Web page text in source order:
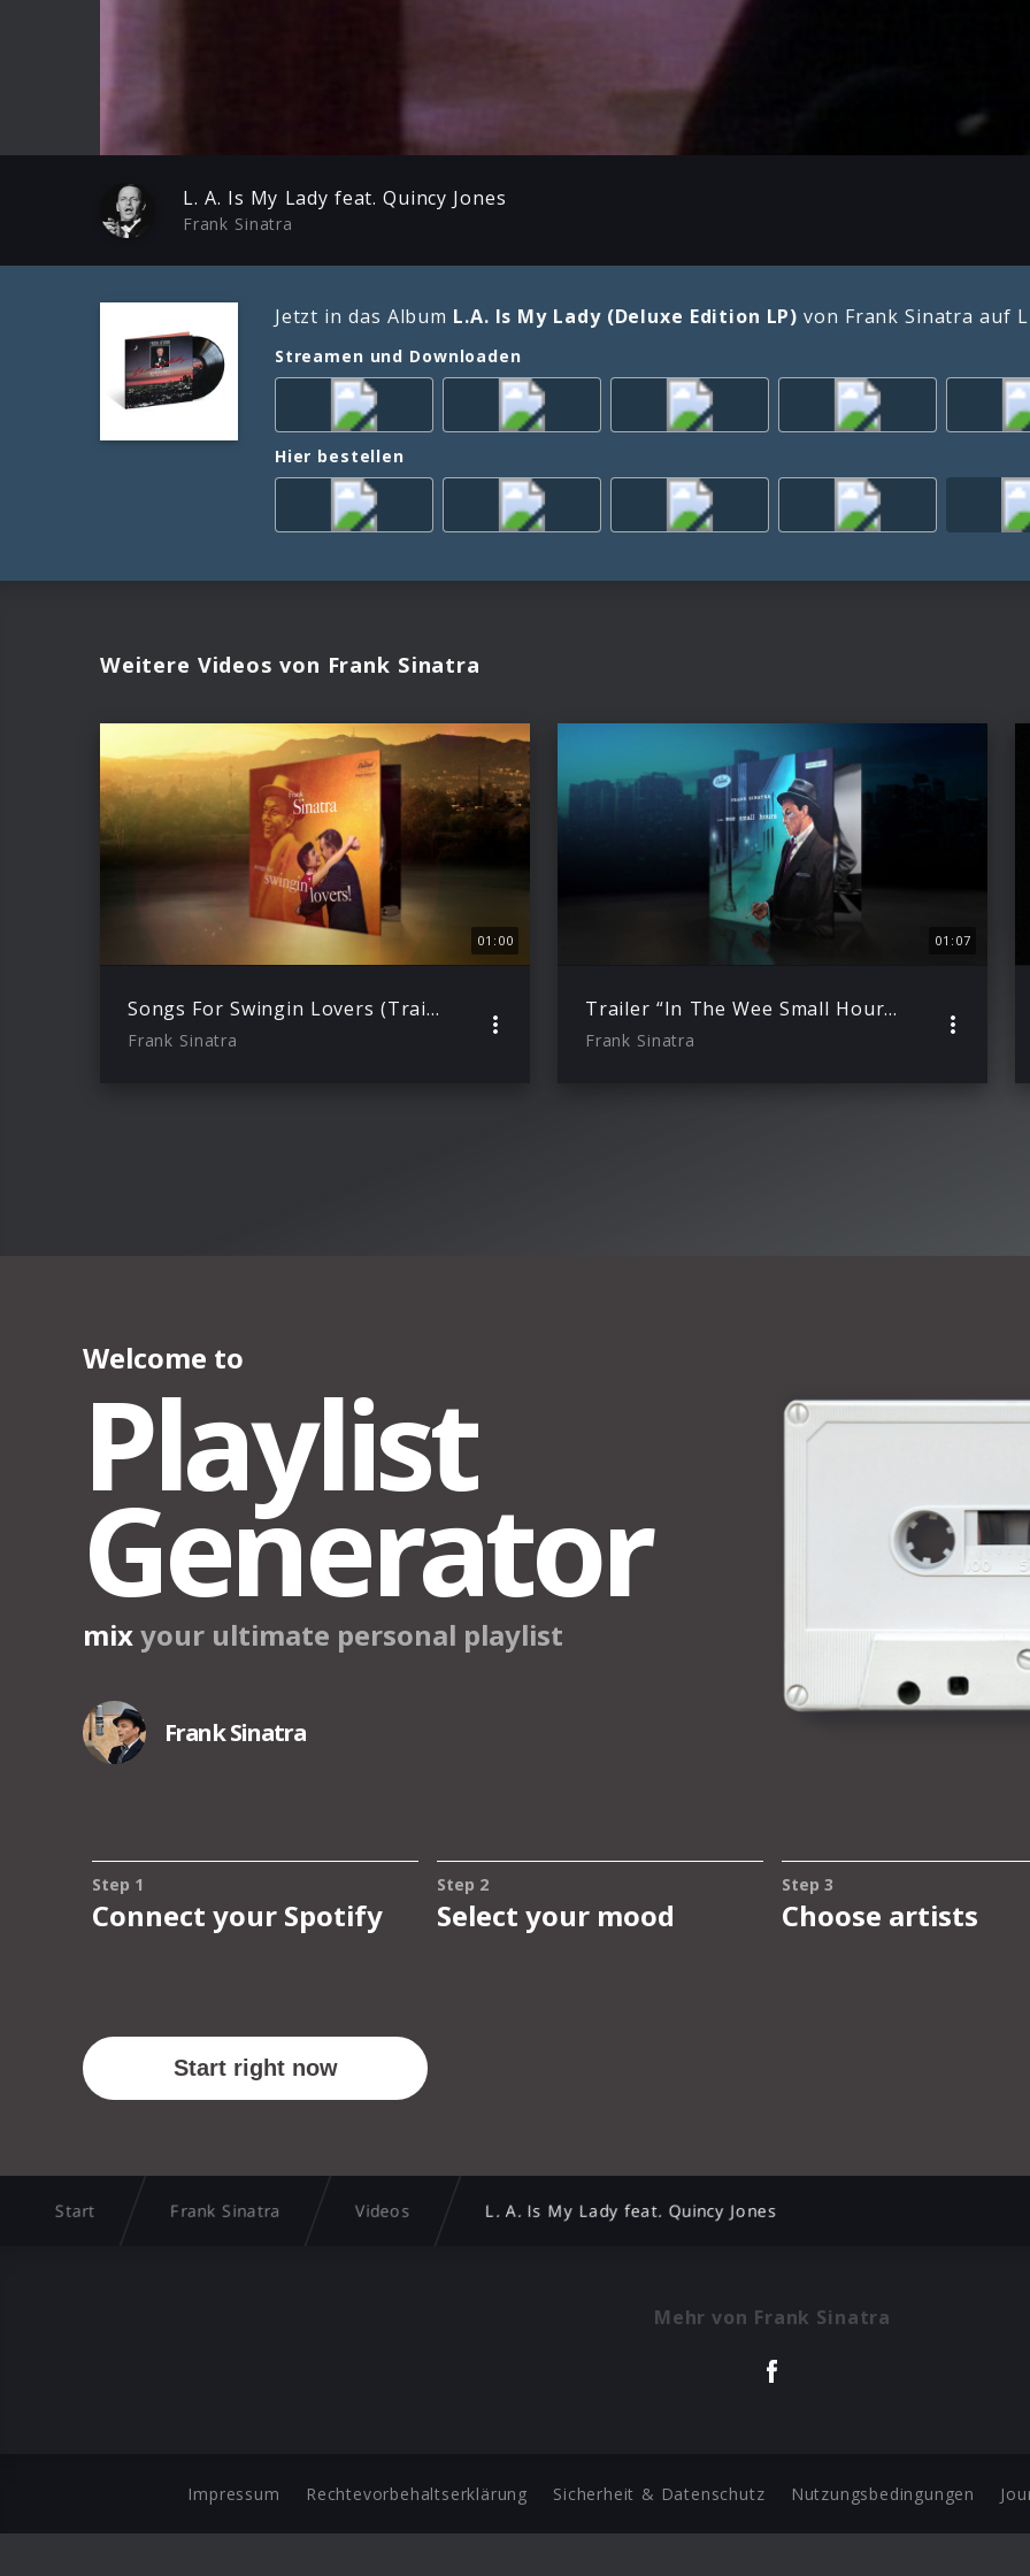
Play
L. A. Is My Lady feat. Quincy Jones
Frank Sinatra
Jetzt in das Album L.A. Is My Lady (Deluxe Edition LP) von Frank Sinatra auf
Streamen und Downloaden
Hier bestellen
Weitere Videos von Frank Sinatra
01:00
Songs For Swingin Lovers (Trailer)
Frank Sinatra
01:07
Trailer “In The Wee Small Hours (Tone Poet Vinyl)”
Frank Sinatra
Start Frank Sinatra Videos L. A. Is My Lady feat. Quincy Jones
Mehr von Frank Sinatra
Impressum Rechtevorbehaltserklärung Sicherheit & Datenschutz Nutzungsbedingungen